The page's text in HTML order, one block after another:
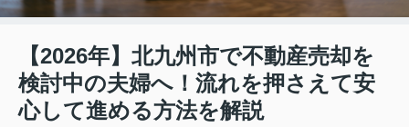
【2026年】北九州市で不動産売却を
検討中の夫婦へ！流れを押さえて安
心して進める方法を解説